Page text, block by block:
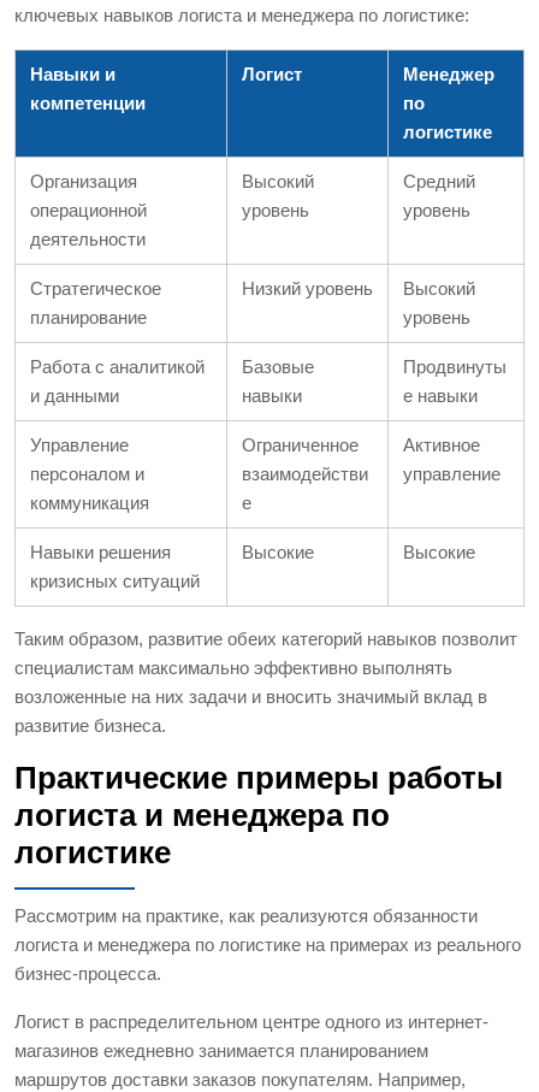
ключевых навыков логиста и менеджера по логистике:
Навыки и
компетенции
Логист
Менеджер
по
логистике
Организация
операционной
деятельности
Высокий
уровень
Средний
уровень
Стратегическое
планирование
Низкий уровень
Высокий
уровень
Работа с аналитикой
и данными
Базовые
навыки
Продвинуты
е навыки
Управление
персоналом и
коммуникация
Ограниченное
взаимодействи
е
Активное
управление
Навыки решения
кризисных ситуаций
Высокие Высокие
Таким образом, развитие обеих категорий навыков позволит
специалистам максимально эффективно выполнять
возложенные на них задачи и вносить значимый вклад в
развитие бизнеса.
Практические примеры работы
логиста и менеджера по
логистике
Рассмотрим на практике, как реализуются обязанности
логиста и менеджера по логистике на примерах из реального
бизнес-процесса.
Логист в распределительном центре одного из интернет-
магазинов ежедневно занимается планированием
маршрутов доставки заказов покупателям. Например,